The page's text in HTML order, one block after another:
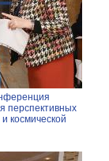
перспективных
космической